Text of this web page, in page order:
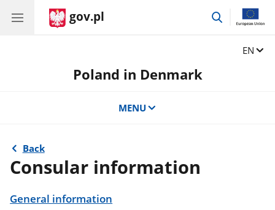
gov.pl
EN
Poland in Denmark
MENU
Back
Consular information
General information